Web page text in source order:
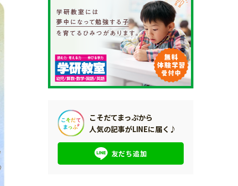
こそだてまっぷから
人気の記事がLINEに届く♪
友だち追加